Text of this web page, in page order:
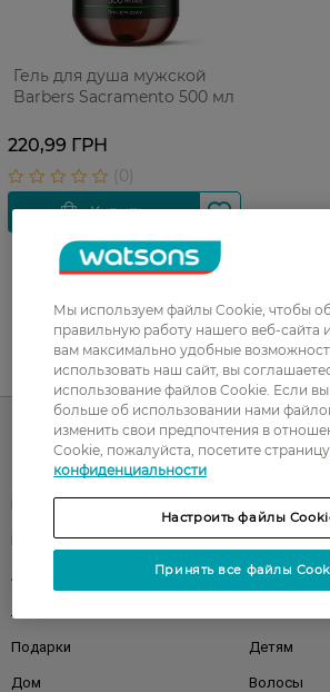
Гель для душа мужской
Barbers Sacramento 500 мл
220,99 ГРН
UA RU
Каталог
Корейская косметика
Парфюмерия Здоровье
Акции Макияж
Лицо
Подарки Детям
Дом Волосы
Мы используем файлы Cookie, чтобы
правильную работу нашего веб-сайта
вам максимально удобные
использовать наш сайт, вы
использование файлов Cookie. Если вы
больше об использовании нами
изменить свои предпочтения в
Cookie, пожалуйста, посетите страницу
конфиденциальности
Настроить файлы
Принять все файлы